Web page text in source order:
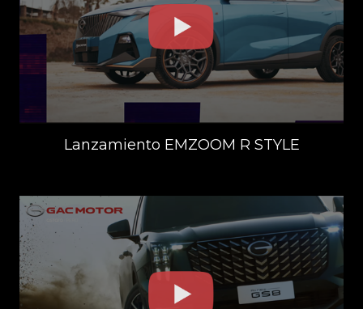
Lanzamiento EMZOOM R STYLE